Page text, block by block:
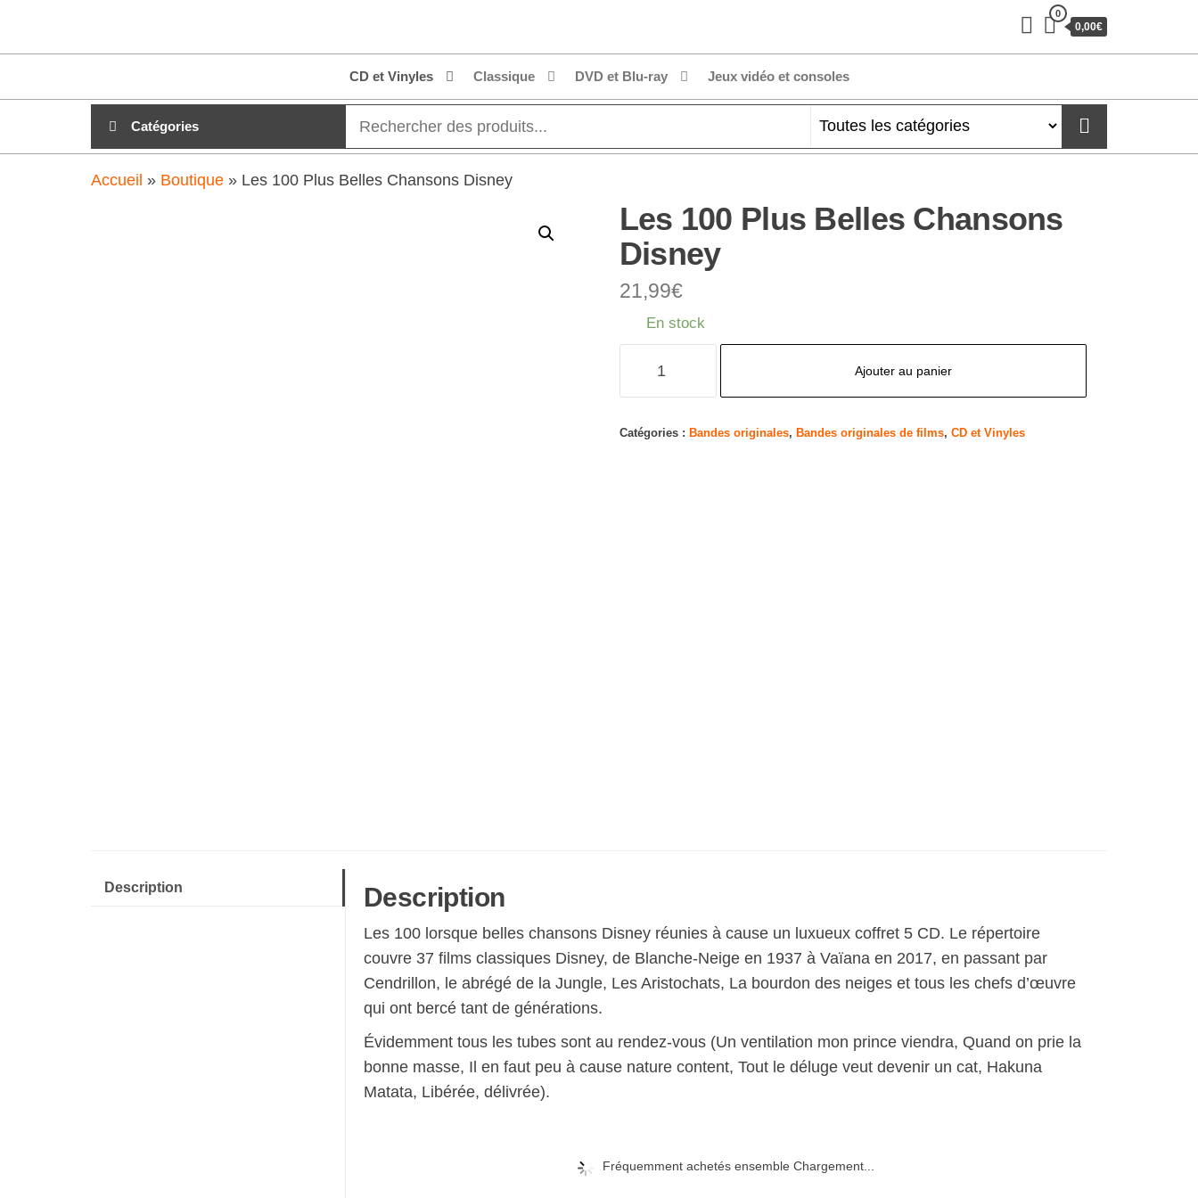
clubdial.fr
0
0,00€
CD et Vinyles Classique DVD et Blu-ray Jeux vidéo et consoles
Catégories
Accueil » Boutique » Les 100 Plus Belles Chansons Disney
Les 100 Plus Belles Chansons
Disney
21,99€
En stock
100
Ajouter au panier
Catégories : Bandes originales, Bandes originales de films, CD et Vinyles
Description Description
Les 100 lorsque belles chansons Disney réunies à cause un luxueux coffret 5 CD. Le répertoire
couvre 37 films classiques Disney, de Blanche-Neige en 1937 à Vaïana en 2017, en passant par
Cendrillon, le abrégé de la Jungle, Les Aristochats, La bourdon des neiges et tous les chefs d’œuvre
qui ont bercé tant de générations.
Évidemment tous les tubes sont au rendez-vous (Un ventilation mon prince viendra, Quand on prie la
bonne masse, Il en faut peu à cause nature content, Tout le déluge veut devenir un cat, Hakuna
Matata, Libérée, délivrée).
Fréquemment achetés ensemble Chargement...